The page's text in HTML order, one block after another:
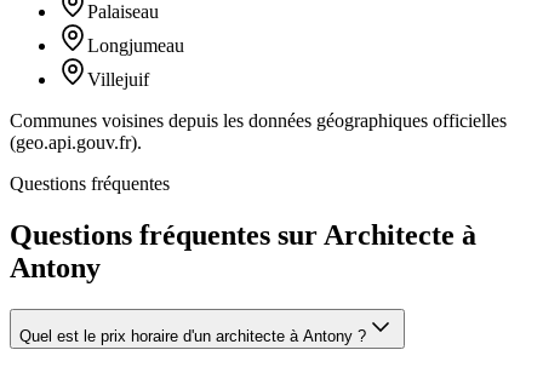
Palaiseau
Longjumeau
Villejuif
Communes voisines depuis les données géographiques officielles
(geo.api.gouv.fr).
Questions fréquentes
Questions fréquentes sur Architecte à
Antony
Quel est le prix horaire d'un architecte à Antony ?